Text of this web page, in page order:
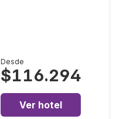
Desde
$116.294
Ver hotel